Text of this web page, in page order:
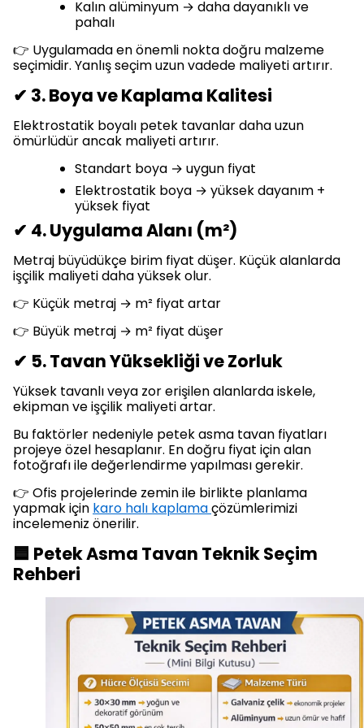
Kalın alüminyum → daha dayanıklı ve
pahalı
👉 Uygulamada en önemli nokta doğru malzeme
seçimidir. Yanlış seçim uzun vadede maliyeti artırır.
✔ 3. Boya ve Kaplama Kalitesi
Elektrostatik boyalı petek tavanlar daha uzun
ömürlüdür ancak maliyeti artırır.
Standart boya → uygun fiyat
Elektrostatik boya → yüksek dayanım +
yüksek fiyat
✔ 4. Uygulama Alanı (m²)
Metraj büyüdükçe birim fiyat düşer. Küçük alanlarda
işçilik maliyeti daha yüksek olur.
👉 Küçük metraj → m² fiyat artar
👉 Büyük metraj → m² fiyat düşer
✔ 5. Tavan Yüksekliği ve Zorluk
Yüksek tavanlı veya zor erişilen alanlarda iskele,
ekipman ve işçilik maliyeti artar.
Bu faktörler nedeniyle petek asma tavan fiyatları
projeye özel hesaplanır. En doğru fiyat için alan
fotoğrafı ile değerlendirme yapılması gerekir.
👉 Ofis projelerinde zemin ile birlikte planlama
yapmak için karo halı kaplamaçözümlerimizi
incelemeniz önerilir.
🟦 Petek Asma Tavan Teknik Seçim
Rehberi